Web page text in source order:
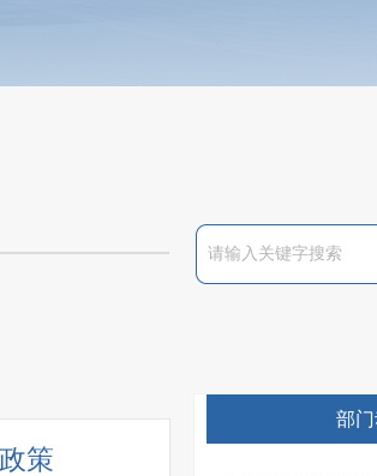
政策
部